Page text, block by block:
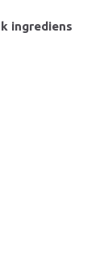
ingrediens